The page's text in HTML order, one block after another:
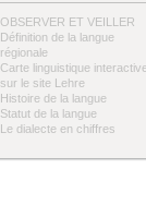
OBSERVER ET VEILLER
Définition de la langue
régionale
Carte linguistique interactive
sur le site Lehre
Histoire de la langue
Statut de la langue
Le dialecte en chiffres